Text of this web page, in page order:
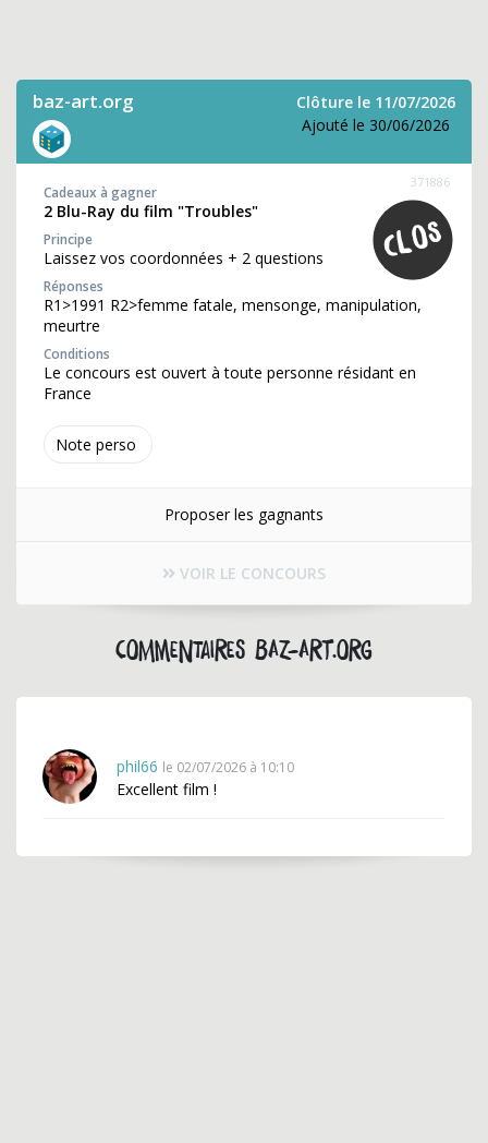
baz-art.org
Clôture le 11/07/2026
Ajouté le 30/06/2026
Note perso
371886
Cadeaux à gagner
2 Blu-Ray du film "Troubles"
Principe
Laissez vos coordonnées + 2 questions
Réponses
R1>1991 R2>femme fatale, mensonge, manipulation,
meurtre
Conditions
Le concours est ouvert à toute personne résidant en
France
Proposer les gagnants
VOIR LE CONCOURS
Commentaires baz-art.org
phil66 le 02/07/2026 à 10:10
Excellent film !